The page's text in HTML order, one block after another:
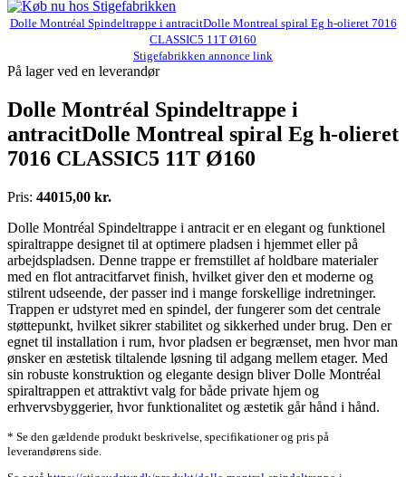
Dolle Montréal Spindeltrappe i antracitDolle Montreal spiral Eg h-olieret 7016
CLASSIC5 11T Ø160
Stigefabrikken annonce link
På lager ved en leverandør
Dolle Montréal Spindeltrappe i
antracitDolle Montreal spiral Eg h-olieret
7016 CLASSIC5 11T Ø160
Pris: 44015,00 kr.
Dolle Montréal Spindeltrappe i antracit er en elegant og funktionel
spiraltrappe designet til at optimere pladsen i hjemmet eller på
arbejdspladsen. Denne trappe er fremstillet af holdbare materialer
med en flot antracitfarvet finish, hvilket giver den et moderne og
stilrent udseende, der passer ind i mange forskellige indretninger.
Trappen er udstyret med en spindel, der fungerer som det centrale
støttepunkt, hvilket sikrer stabilitet og sikkerhed under brug. Den er
egnet til installation i rum, hvor pladsen er begrænset, men hvor man
ønsker en æstetisk tiltalende løsning til adgang mellem etager. Med
sin robuste konstruktion og elegante design bliver Dolle Montréal
spiraltrappen et attraktivt valg for både private hjem og
erhvervsbyggerier, hvor funktionalitet og æstetik går hånd i hånd.
* Se den gældende produkt beskrivelse, specifikationer og pris på
leverandørens side.